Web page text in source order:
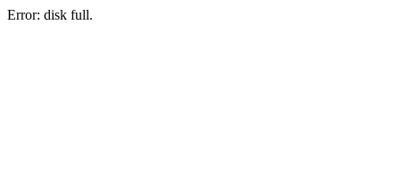
Error: disk full.